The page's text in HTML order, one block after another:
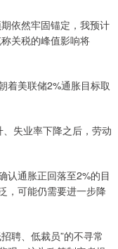
依然牢固锚定，我预计
关税的峰值影响将
着美联储2%通胀目标取
失业率下降之后，劳动
认通胀正回落至2%的目
，可能仍需要进一步降
聘、低裁员”的不寻常